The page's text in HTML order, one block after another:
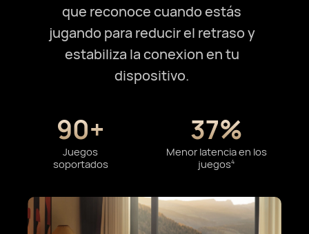
que reconoce cuando estás
jugando para reducir el retraso y
estabiliza la conexion en tu
dispositivo.
90+
Juegos
soportados
37%
Menor latencia en los
juegos⁠4